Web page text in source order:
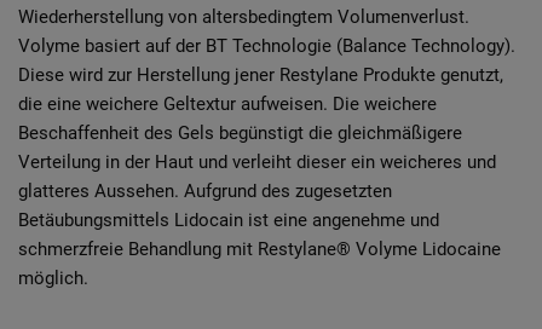
Wiederherstellung von altersbedingtem Volumenverlust.
Volyme basiert auf der BT Technologie (Balance Technology).
Diese wird zur Herstellung jener Restylane Produkte genutzt,
die eine weichere Geltextur aufweisen. Die weichere
Beschaffenheit des Gels begünstigt die gleichmäßigere
Verteilung in der Haut und verleiht dieser ein weicheres und
glatteres Aussehen. Aufgrund des zugesetzten
Betäubungsmittels Lidocain ist eine angenehme und
schmerzfreie Behandlung mit Restylane® Volyme Lidocaine
möglich.